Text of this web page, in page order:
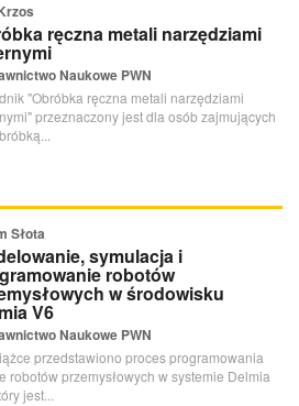
ręczna metali narzędziami
Naukowe PWN
"Obróbka ręczna metali narzędziami
przeznaczony jest dla osób zajmujących
Słota
symulacja i
robotów
w środowisku
V6
Naukowe PWN
przedstawiono proces programowania
robotów przemysłowych w systemie Delmia
jest...